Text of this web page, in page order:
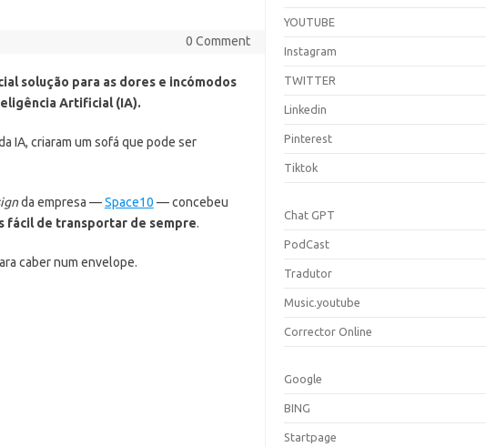
0 Comment
solução para as dores e incómodos
Artificial (IA).
IA, criaram um sofá que pode ser
da empresa —Space10 — concebeu
fácil de transportar de sempre.
caber num envelope.
YOUTUBE
Instagram
TWITTER
Linkedin
Pinterest
Tiktok
Chat GPT
PodCast
Tradutor
Music.youtube
Corrector Online
Google
BING
Startpage